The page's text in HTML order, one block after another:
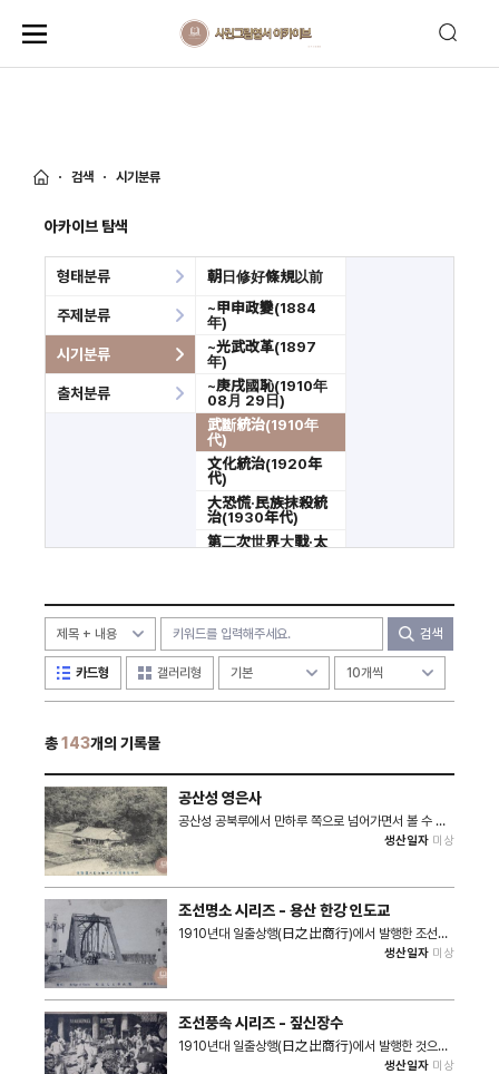
검색 시기분류
아카이브 탐색
형태분류
주제분류
시기분류
朝日修好條規以前
~甲申政變(1884
年)
~光武改革(1897
年)
~庚戌國恥(1910年
08月 29日)
武斷統治(1910年
代)
文化統治(1920年
代)
大恐慌·民族抹殺統
治(1930年代)
第二次世界大戰·太
分類 外
출처분류
검색
카드형 갤러리형
총143개의 기록물
공산성 영은사
공산성 공북루에서 만하루 쪽으로 넘어가면서 볼 수 있
는 영은사는 1457년 묘은사(妙隱寺)란 이름으로 창건
책을 실시하던 조선시대에 창건된 사찰이라는 점도 독특
하다. 특히, 공산성은 충남의 수부로 중군영 등이 설치되
었던 조선시대의 대표적인 지방행정 중심지 중 하나였는
데, 그 가운데에 불교 사찰이 함께 공존하던 독특한 공간
구성을 상징하는 자료이기도 하다. 나아가 본 자료는 조
선공주부백창산양당에서도 동일한 유형의 판본으로 제
생산일자 미상
조선명소 시리즈 - 용산 한강 인도교
1910년대 일출상행(日之出商行)에서 발행한 조선명
소 사진그림엽서 시리즈 중 서울 용산 한강 인도교 북단
축대홍수 당시 소실되었다. 인도교 북단 주변에 가설된
직후로 추정되는 비포장 도로 등의 모습을 확인할 수 있
고, 인도교를 횡단하기 위해 진입하는 흰색 두루마기 신
사와 짐을 싣고 건너오는 우마차 모습 등도 확인할 수 있
생산일자 미상
조선풍속 시리즈 - 짚신장수
1910년대 일출상행(日之出商行)에서 발행한 것으로
추정되는 조선풍속 사진그림엽서 시리즈 중 짚신 판매상
생산일자 미상